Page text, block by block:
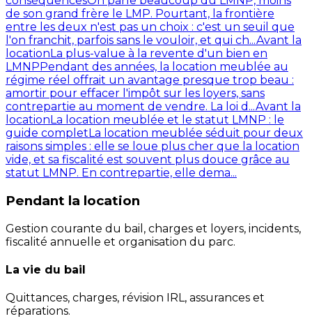
de son grand frère le LMP. Pourtant, la frontière
entre les deux n'est pas un choix : c'est un seuil que
l'on franchit, parfois sans le vouloir, et qui ch...Avant la
locationLa plus-value à la revente d'un bien en
LMNPPendant des années, la location meublée au
régime réel offrait un avantage presque trop beau :
amortir pour effacer l'impôt sur les loyers, sans
contrepartie au moment de vendre. La loi d...Avant la
locationLa location meublée et le statut LMNP : le
guide completLa location meublée séduit pour deux
raisons simples : elle se loue plus cher que la location
vide, et sa fiscalité est souvent plus douce grâce au
statut LMNP. En contrepartie, elle dema...
Pendant la location
Gestion courante du bail, charges et loyers, incidents,
fiscalité annuelle et organisation du parc.
La vie du bail
Quittances, charges, révision IRL, assurances et
réparations.